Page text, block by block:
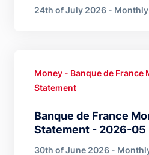
24th of July 2026 - Monthly
Banque de France
Statement - 2026-05
Money - Banque de
Statement
30th of June 2026 -